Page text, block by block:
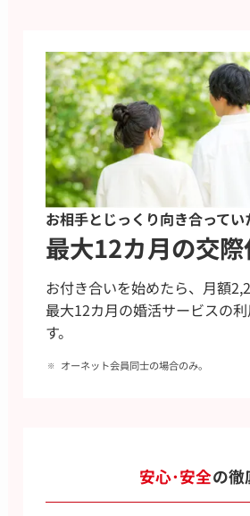
お相手とじっくり向き合って
最大12カ月の交
お付き合いを始めたら、月額
最大12カ月の婚活サービスの
す。
オーネット会員同士の場合のみ。
安心･安全の徹